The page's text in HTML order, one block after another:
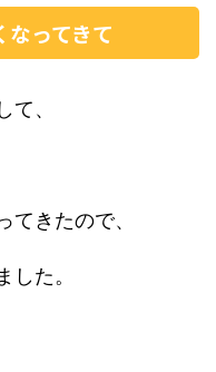
ってきて
、
てきたので、
した。